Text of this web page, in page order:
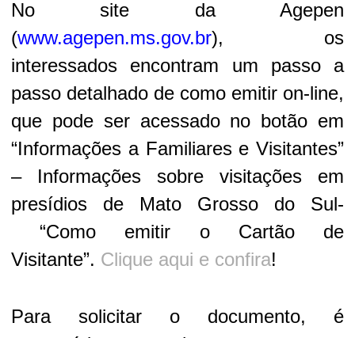
No site da Agepen
(www.agepen.ms.gov.br), os
interessados encontram um passo a
passo detalhado de como emitir on-line,
que pode ser acessado no botão em
“Informações a Familiares e Visitantes”
– Informações sobre visitações em
presídios de Mato Grosso do Sul-
“Como emitir o Cartão de
Visitante”. Clique aqui e confira!
Para solicitar o documento, é